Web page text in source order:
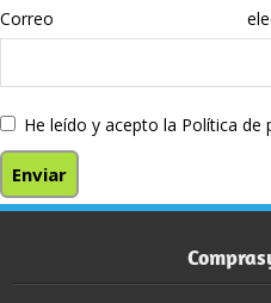
Correo
He leído y acepto la Política de